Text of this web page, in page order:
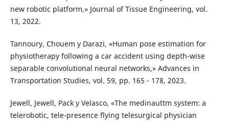
new robotic platform,» Journal of Tissue Engineering, vol.
13, 2022.
Tannoury, Chouem y Darazi, «Human pose estimation for
physiotherapy following a car accident using depth-wise
separable convolutional neural networks,» Advances in
Transportation Studies, vol. 59, pp. 165 - 178, 2023.
Jewell, Jewell, Pack y Velasco, «The medinauttm system: a
telerobotic, tele-presence flying telesurgical physician